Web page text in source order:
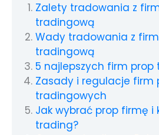
Zalety tradowania z
tradingową
Wady tradowania z
tradingową
5 najlepszych firm
Zasady i regulacje firm
tradingowych
Jak wybrać prop firmę i
trading?